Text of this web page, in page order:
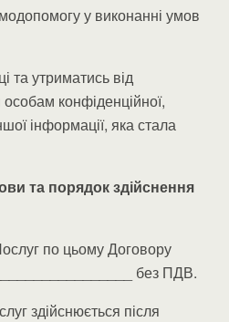
у виконанні умов
та утриматись від
конфіденційної,
інформації, яка стала
та порядок здійснення
по цьому Договору
без ПДВ.
здійснюється після